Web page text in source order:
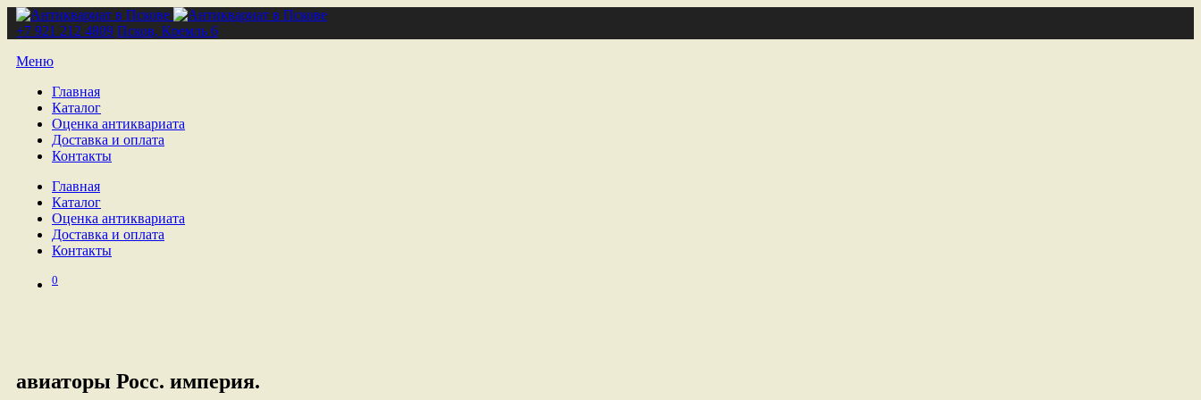
+7 921 212 4809 Псков, Кремль 6
Меню
Главная
Каталог
Оценка антиквариата
Доставка и оплата
Контакты
Главная
Каталог
Оценка антиквариата
Доставка и оплата
Контакты
0
авиаторы Росс. империя.